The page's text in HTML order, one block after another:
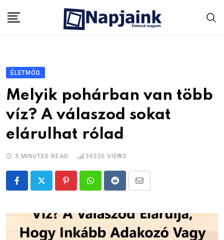
ÉLETMÓD
Melyik pohárban van több
víz? A válaszod sokat
elárulhat rólad
3 MINUTES READ 35550 VIEWS
PinterestWhatsappRedditShare
Email